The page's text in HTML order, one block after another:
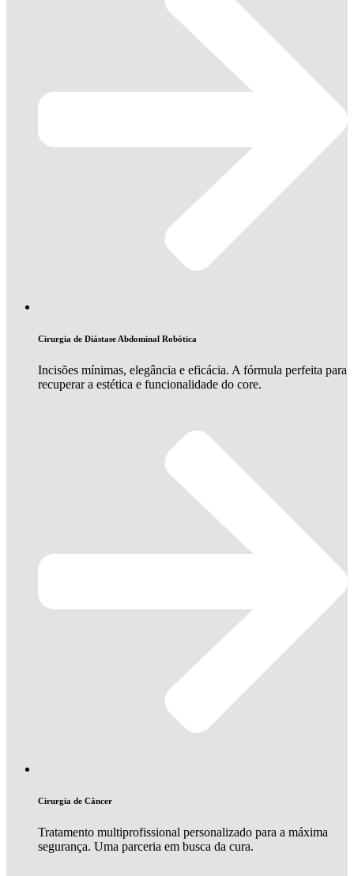
Cirurgia de Diástase Abdominal Robótica
Incisões mínimas, elegância e eficácia. A fórmula perfeita para
recuperar a estética e funcionalidade do core.
Cirurgia de Câncer
Tratamento multiprofissional personalizado para a máxima
segurança. Uma parceria em busca da cura.